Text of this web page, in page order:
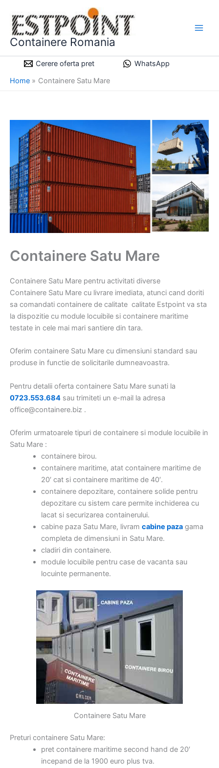
content
Containere Romania
Cerere oferta pret
WhatsApp
Home
Containere Satu Mare
Containere Satu Mare
Containere Satu Mare pentru activitati diverse
Containere Satu Mare cu livrare imediata, atunci cand doriti
sa comandati containere de calitate calitate Estpoint va sta
la dispozitie cu module locuibile si containere maritime
testate in cele mai mari santiere din tara.
Oferim containere Satu Mare cu dimensiuni standard sau
produse in functie de solicitarile dumneavoastra.
Pentru detalii oferta containere Satu Mare sunati la
0723.553.684 sau trimiteti un e-mail la adresa
office@containere.biz .
Oferim urmatoarele tipuri de containere si module locuibile in
Satu Mare :
containere birou.
containere maritime, atat containere maritime de
20′ cat si containere maritime de 40′.
containere depozitare, containere solide pentru
depozitare cu sistem care permite inchiderea cu
lacat si securizarea containerului.
cabine paza Satu Mare, livram cabine pazagama
completa de dimensiuni in Satu Mare.
cladiri din containere.
module locuibile pentru case de vacanta sau
locuinte permanente.
Containere Satu Mare
Preturi containere Satu Mare:
pret containere maritime second hand de 20′
incepand de la 1900 euro plus tva.